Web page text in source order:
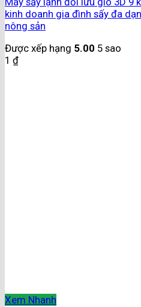
kinh doanh gia đình sấy đa
nông sản
Được xếp hạng 5.00 5 sao
1 ₫
Xem Nhanh